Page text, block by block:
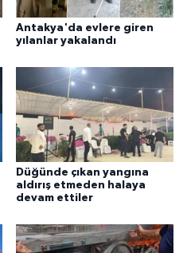
Antakya'da evlere giren
yılanlar yakalandı
Düğünde çıkan yangına
aldırış etmeden halaya
devam ettiler